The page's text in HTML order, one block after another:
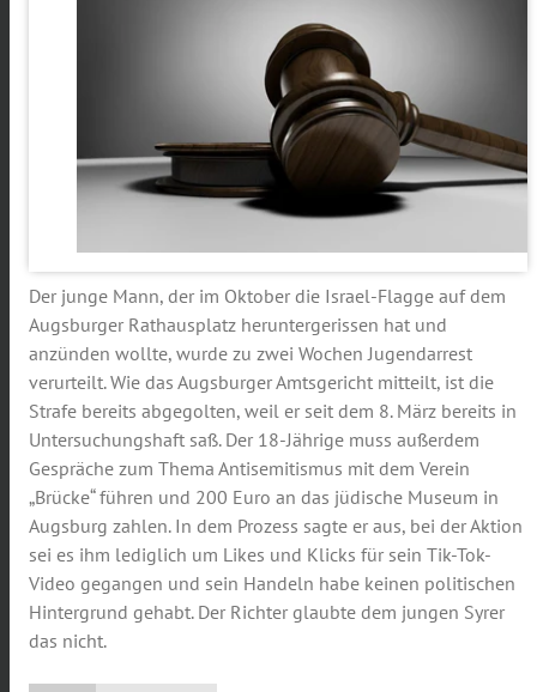
Der junge Mann, der im Oktober die Israel-Flagge auf dem
Augsburger Rathausplatz heruntergerissen hat und
anzünden wollte, wurde zu zwei Wochen Jugendarrest
verurteilt. Wie das Augsburger Amtsgericht mitteilt, ist die
Strafe bereits abgegolten, weil er seit dem 8. März bereits in
Untersuchungshaft saß. Der 18-Jährige muss außerdem
Gespräche zum Thema Antisemitismus mit dem Verein
„Brücke“ führen und 200 Euro an das jüdische Museum in
Augsburg zahlen. In dem Prozess sagte er aus, bei der Aktion
sei es ihm lediglich um Likes und Klicks für sein Tik-Tok-
Video gegangen und sein Handeln habe keinen politischen
Hintergrund gehabt. Der Richter glaubte dem jungen Syrer
das nicht.